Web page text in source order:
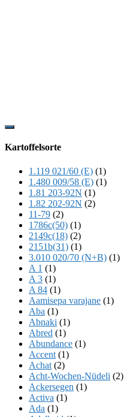
Show
Content
Kartoffelsorte
1.119 021/60 (E) (1)
1.480 009/58 (E) (1)
1.81 203-92N (1)
1.82 202-92N (2)
11-79 (2)
1786c(50) (1)
2149c(18) (2)
2151b(31) (1)
3.010 020/70 (N+B) (1)
A 1 (1)
A 3 (1)
A 84 (1)
Aamisepa varajane (1)
Aba (1)
Abnaki (1)
Abred (1)
Abundance (1)
Accent (1)
Achat (2)
Acht-Wochen-Nüdeli (2)
Ackersegen (1)
Activa (1)
Ada (1)